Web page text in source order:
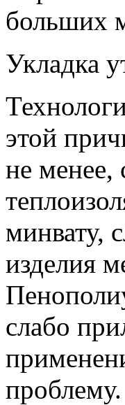
больших
Укладка
этой
не менее,
минвату,
изделия
слабо
проблему.